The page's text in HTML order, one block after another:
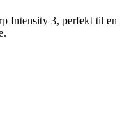
Intensity 3, perfekt til en